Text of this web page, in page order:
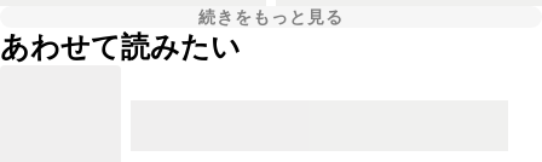
続きをもっと見る
あわせて読みたい